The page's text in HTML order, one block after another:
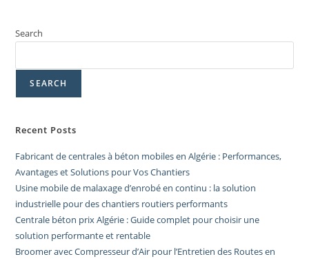
Search
SEARCH
Recent Posts
Fabricant de centrales à béton mobiles en Algérie : Performances,
Avantages et Solutions pour Vos Chantiers
Usine mobile de malaxage d’enrobé en continu : la solution
industrielle pour des chantiers routiers performants
Centrale béton prix Algérie : Guide complet pour choisir une
solution performante et rentable
Broomer avec Compresseur d’Air pour l’Entretien des Routes en